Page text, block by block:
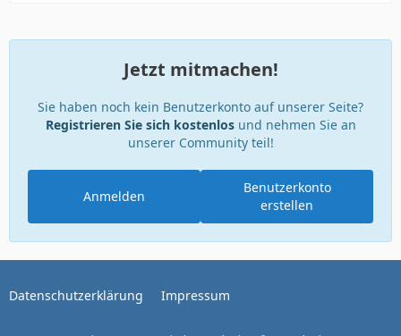
Jetzt mitmachen!
Sie haben noch kein Benutzerkonto auf unserer Seite?
Registrieren Sie sich kostenlosund nehmen Sie an
unserer Community teil!
Benutzerkonto
erstellen
Anmelden
Datenschutzerklärung Impressum